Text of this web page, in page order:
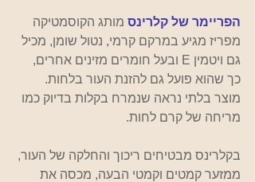
הפריימר של קלרינס מותג הקוסמטיקה
מפריז מגיע במרקם קרמי, נטול שומן, מכיל
גם ויטמין E ובעל חומרים מזינים אחרים,
כך שהוא פועל גם להזנת העור בלחות.
מוצר בלתי נראה שנמרח בקלות בדיוק כמו
מריחה של קרם לחות.
בקלרינס מבטיחים ריכוך והחלקה של העור,
ממזער קמטים וקמטי הבעה, מכסה את